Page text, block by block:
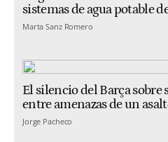
sistemas de agua potable
Marta Sanz Romero
El silencio del Barça sobre
entre amenazas de un
Jorge Pacheco